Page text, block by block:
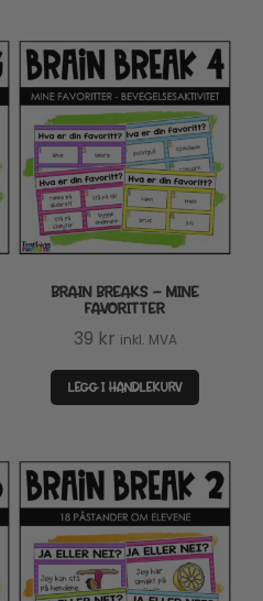
BRAIN BREAKS – MINE
FAVORITTER
39 kr inkl. MVA
LEGG I HANDLEKURV